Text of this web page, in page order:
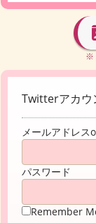
※
Twitterアカウ
メールアドレス
パスワード
Remember